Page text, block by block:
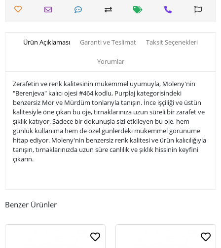
Ürün Açıklaması Garanti ve Teslimat Taksit Seçenekleri
Yorumlar
Zerafetin ve renk kalitesinin mükemmel uyumuyla, Moleny'nin
"Berenjeva" kalıcı ojesi #464 kodlu, Purplaj kategorisindeki
benzersiz Mor ve Mürdüm tonlarıyla tanışın. İnce işçiliği ve üstün
kalitesiyle öne çıkan bu oje, tırnaklarınıza uzun süreli bir zarafet ve
şıklık katıyor. Sadece bir dokunuşla sizi etkileyen bu oje, hem
günlük kullanıma hem de özel günlerdeki mükemmel görünüme
hitap ediyor. Moleny'nin benzersiz renk kalitesi ve ürün kalıcılığıyla
tanışın, tırnaklarınızda uzun süre canlılık ve şıklık hissinin keyfini
çıkarın.
Benzer Ürünler